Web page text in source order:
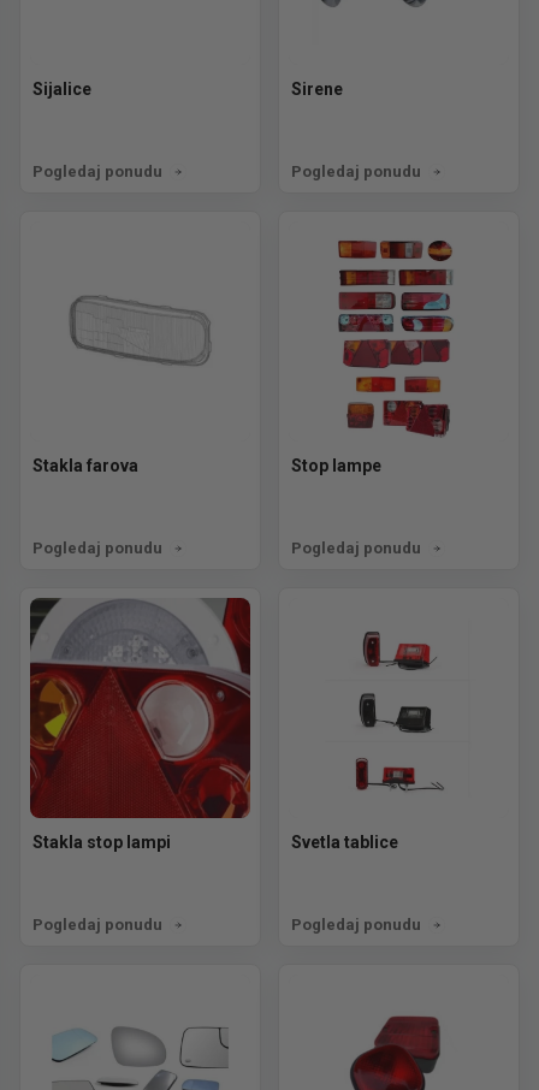
Sijalice
Pogledaj ponudu
Sirene
Pogledaj ponudu
Stakla farova
Pogledaj ponudu
Stop lampe
Pogledaj ponudu
Stakla stop lampi
Pogledaj ponudu
Svetla tablice
Pogledaj ponudu